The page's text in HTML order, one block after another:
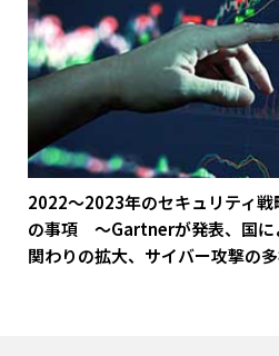
2022～2023年のセキュリティ
の事項 ～Gartnerが発表、国に
関わりの拡大、サイバー攻撃の